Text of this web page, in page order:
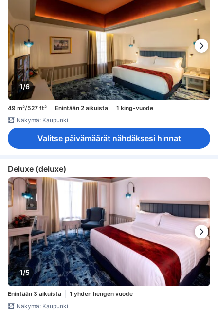
1/6
49 m²/527 ft² Enintään 2 aikuista
1 king-vuode
Näkymä: Kaupunki
Valitse päivämäärät nähdäksesi hinnat
Deluxe (deluxe)
1/5
Enintään 3 aikuista
1 yhden hengen vuode
Näkymä: Kaupunki